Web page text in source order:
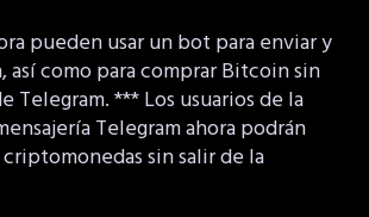
pueden usar un bot para enviar y
como para comprar Bitcoin sin
Telegram. *** Los usuarios de la
Telegram ahora podrán
sin salir de la